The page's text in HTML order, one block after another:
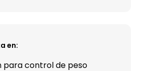
en:
para control de peso